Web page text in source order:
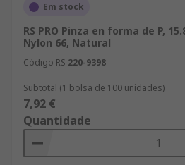
Em stock
RS PRO Pinza en forma de P,
Nylon 66, Natural
Código RS 220-9398
Subtotal (1 bolsa de 100 unidades)
7,92 €
Quantidade